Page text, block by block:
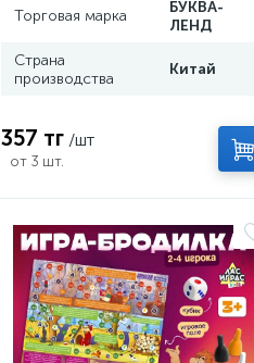
Торговая марка
БУКВА-
ЛЕНД
Страна
производства
Китай
357 тг /шт
от 3 шт.